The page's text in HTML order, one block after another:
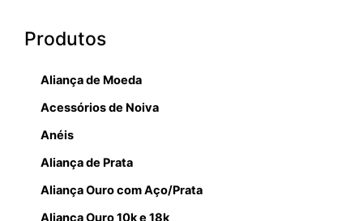
Produtos
Aliança de Moeda
Acessórios de Noiva
Anéis
Aliança de Prata
Aliança Ouro com Aço/Prata
Aliança Ouro 10k e 18k